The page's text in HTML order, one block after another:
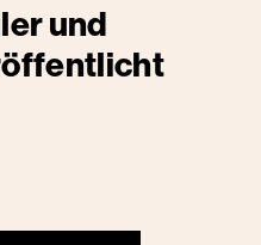
und